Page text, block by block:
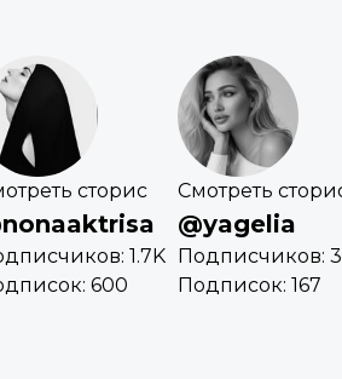
сторис
1.7K
600
Смотреть
@yagelia
Подписчиков:
Подписок: 167